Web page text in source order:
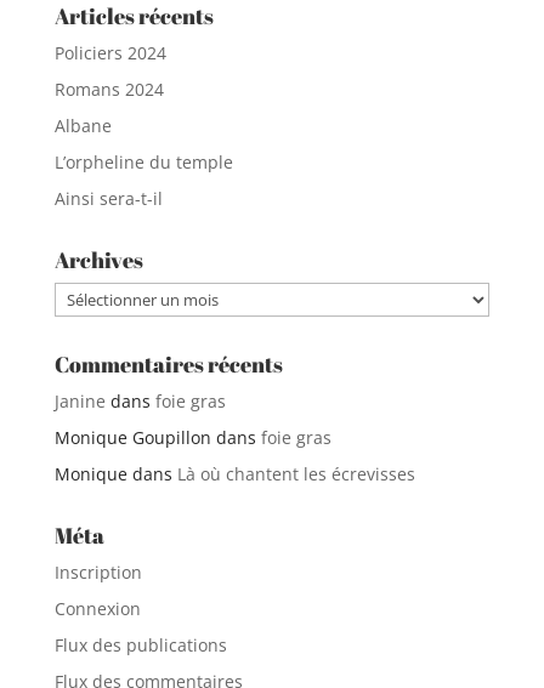
Articles récents
Policiers 2024
Romans 2024
Albane
L’orpheline du temple
Ainsi sera-t-il
Archives
Archives
Commentaires récents
Janine dans foie gras
Monique Goupillon dans foie gras
Moniquedans Là où chantent les écrevisses
Méta
Inscription
Connexion
Flux des publications
Flux des commentaires